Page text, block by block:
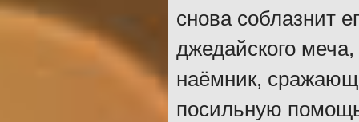
снова соблазнит
джедайского
наёмник,
посильную